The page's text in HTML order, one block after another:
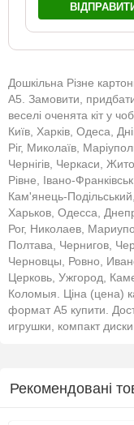
Дошкільна Різне
А5. Замовити,
веселі оченята кіт у
Київ, Харків, Одеса,
Ріг, Миколаїв,
Чернігів, Черкаси,
Рівне, Івано-
Кам'янець-
Харьков, Одесса,
Рог, Николаев,
Полтава, Чернигов,
Черновцы, Ровно,
Церковь, Ужгород,
Коломыя. Ціна (цена)
формат А5 купити.
игрушки, компакт диски.
Рекомендовані